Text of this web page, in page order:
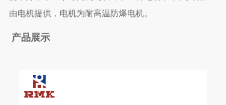
由电机提供，电机为耐高温防爆电机。
产品展示